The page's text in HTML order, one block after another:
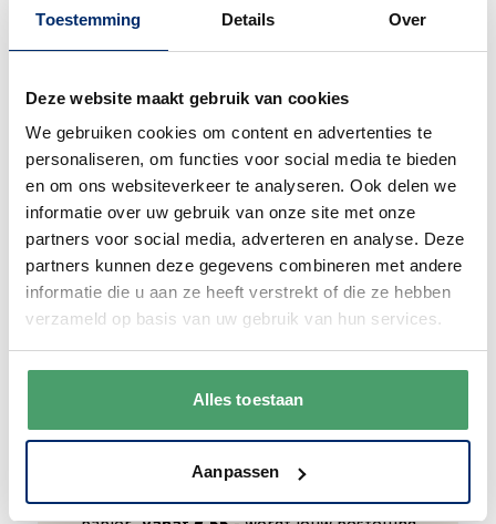
Toestemming Details Over
Deze website maakt gebruik van cookies
We gebruiken cookies om content en advertenties te
personaliseren, om functies voor social media te bieden
en om ons websiteverkeer te analyseren. Ook delen we
informatie over uw gebruik van onze site met onze
partners voor social media, adverteren en analyse. Deze
partners kunnen deze gegevens combineren met andere
informatie die u aan ze heeft verstrekt of die ze hebben
verzameld op basis van uw gebruik van hun services.
Alles toestaan
Aanpassen
Bel gerust
Wij begrijpen dat je als klant het fijn vindt
om te kunnen bellen. Bij ons kan dat ook
gewoon. We zijn bereikbaar vanmaandag
t/m vrijdag van 9:00 - 17:00.
0345 63 30 01
Duurzaam
We verpakken onze producten zorgvuldig
en duurzaam met hergebruikt karton en